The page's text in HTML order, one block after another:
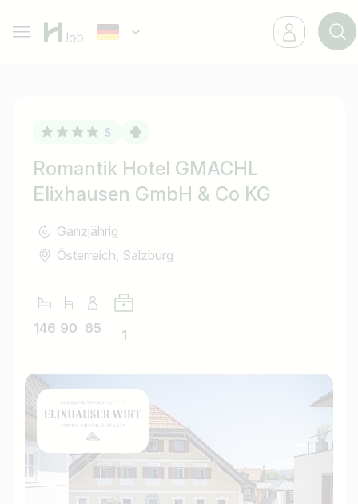
Romantik Hotel GMACHL
Elixhausen GmbH & Co KG
Ganzjährig
Österreich, Salzburg
146 90 65 1